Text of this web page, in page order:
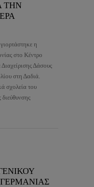
ΤΗΝ
η
στο Κέντρο
Δάσους
στη Δαδιά.
σχολεία του